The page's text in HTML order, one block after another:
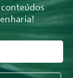
conteúdos